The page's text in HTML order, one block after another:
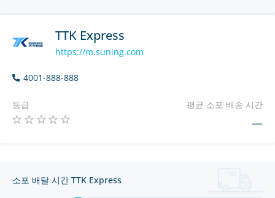
TTK Express
https://m.suning.com
4001-888-888
등급 평균 소포 배송 시간
—
소포 배달 시간 TTK Express